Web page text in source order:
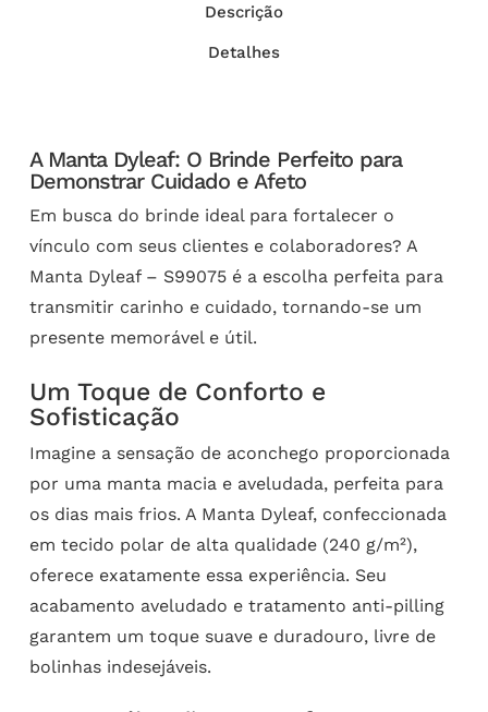
Descrição
Detalhes
A Manta Dyleaf: O Brinde Perfeito para
Demonstrar Cuidado e Afeto
Em busca do brinde ideal para fortalecer o
vínculo com seus clientes e colaboradores? A
Manta Dyleaf – S99075 é a escolha perfeita para
transmitir carinho e cuidado, tornando-se um
presente memorável e útil.
Um Toque de Conforto e
Sofisticação
Imagine a sensação de aconchego proporcionada
por uma manta macia e aveludada, perfeita para
os dias mais frios. A Manta Dyleaf, confeccionada
em tecido polar de alta qualidade (240 g/m²),
oferece exatamente essa experiência. Seu
acabamento aveludado e tratamento anti-pilling
garantem um toque suave e duradouro, livre de
bolinhas indesejáveis.